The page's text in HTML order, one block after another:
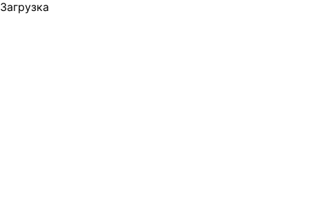
Загрузка